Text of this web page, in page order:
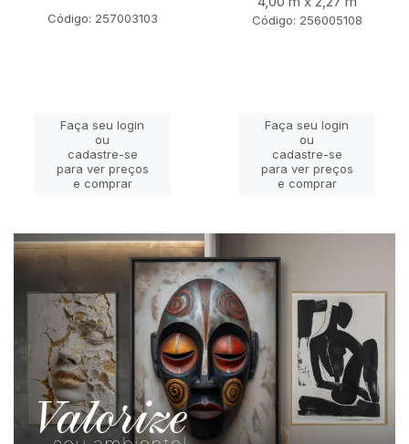
Código: 257003103
Faça seu login
ou
cadastre-se
para ver preços
e comprar
Código: 256005108
Faça seu login
ou
cadastre-se
para ver preços
e comprar